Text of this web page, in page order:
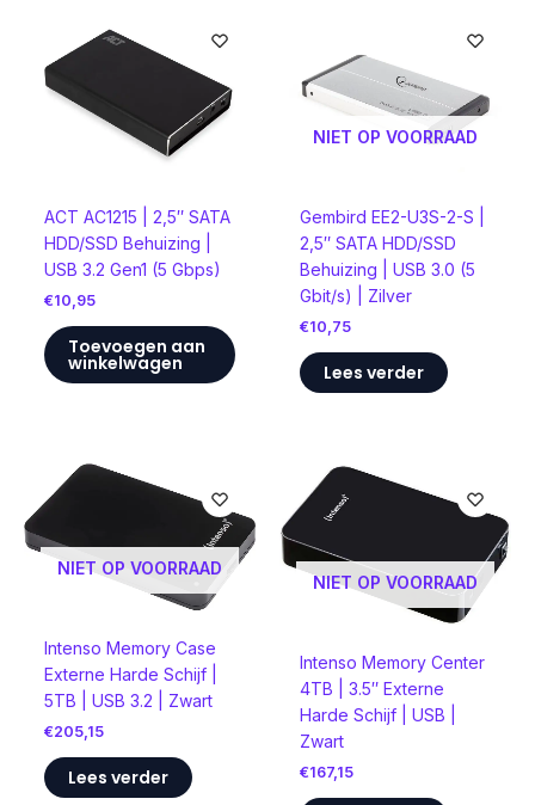
ACT AC1215 | 2,5″ SATA
HDD/SSD Behuizing |
USB 3.2 Gen1 (5 Gbps)
€10,95
Toevoegen aan
winkelwagen
NIET OP VOORRAAD
Gembird EE2-U3S-2-S |
2,5″ SATA HDD/SSD
Behuizing | USB 3.0 (5
Gbit/s) | Zilver
€10,75
Lees verder
NIET OP VOORRAAD
Intenso Memory Case
Externe Harde Schijf |
5TB | USB 3.2 | Zwart
€205,15
Lees verder
NIET OP VOORRAAD
Intenso Memory Center
4TB | 3.5″ Externe
Harde Schijf | USB |
Zwart
€167,15